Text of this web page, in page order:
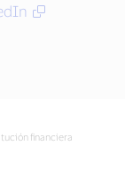
financiera